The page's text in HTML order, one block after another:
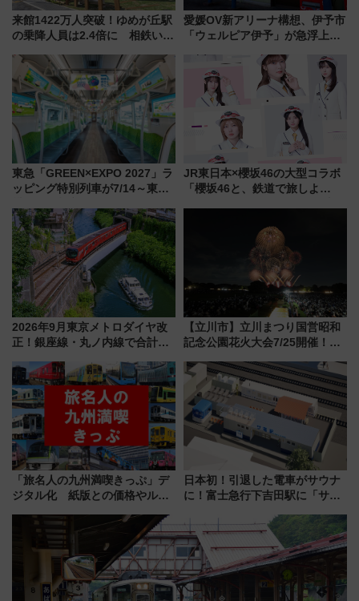
来館1422万人突破！ゆめが丘駅
の乗降人員は2.4倍に 相鉄いず
年祭にそうにゃん＆DB.スター
マンが登場
愛媛OV新アリーナ構想、伊予市
「ウェルピア伊予」が急浮上！
で探る鉄道アクセスの未来
東急「GREEN×EXPO 2027」ラ
ッピング特別列車が7/14～東
ー！ 注目の編成やデザインまと
め
JR東日本×櫻坂46の大型コラボ
「櫻坂46と、鉄道で旅しよ
2026年9月東京メトロダイヤ改
正！銀座線・丸ノ内線で合計
待
【立川市】立川まつり国営昭和
記念公園花火大会7/25開催！
混雑に要注意、その理由は
「旅名人の九州満喫きっぷ」デ
ジタル化 紙版との価格やルー
日本初！引退した電車がサウナ
に！富士急行下吉田駅に「サ電
業 行き交う電車の音や振動を
感じながら「ととのう」新感覚